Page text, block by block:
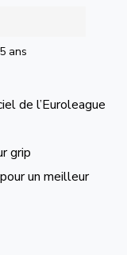
ans
de l’Euroleague
grip
un meilleur